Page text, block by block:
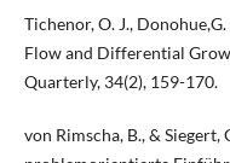
Tichenor, O. J.,
Flow and Differential
Quarterly, 34(2), 159-170.
von Rimscha, B., &